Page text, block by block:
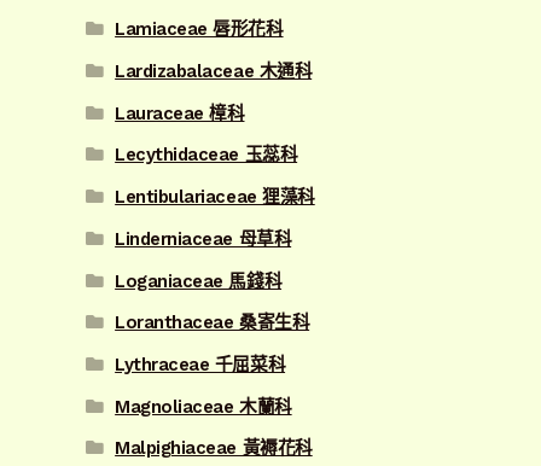
Lamiaceae 唇形花科
Lardizabalaceae 木通科
Lauraceae 樟科
Lecythidaceae 玉蕊科
Lentibulariaceae 狸藻科
Linderniaceae 母草科
Loganiaceae 馬錢科
Loranthaceae 桑寄生科
Lythraceae 千屈菜科
Magnoliaceae 木蘭科
Malpighiaceae 黃褥花科